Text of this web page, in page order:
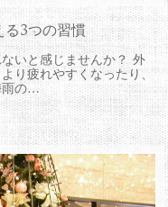
る3つの習慣
いと感じませんか？ 外
り疲れやすくなったり、
雨の…